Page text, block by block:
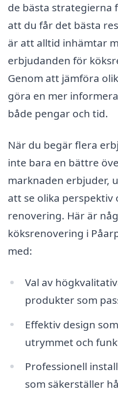
de bästa strategierna
att du får det bästa
är att alltid inhämtar
erbjudanden för
Genom att jämföra
göra en mer
både pengar och tid.
När du begär flera
inte bara en bättre
marknaden erbjuder,
att se olika perspektiv
renovering. Här är
köksrenovering i
med:
Val av
produkter som
Effektiv design
utrymmet och
Professionell
som säkerställer